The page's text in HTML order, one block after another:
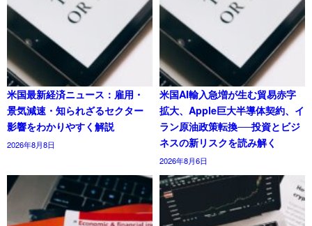
米国最新経済ニュース：雇用・
景気減速・知られざるセクター
影響をわかりやすく解説
2026年8月8日
米国AI輸入急増が生む貿易赤字
拡大、Apple巨大半導体契約、イ
ラン原油政策転換──投資とビジ
ネスの新リスクを読み解く
2026年8月6日